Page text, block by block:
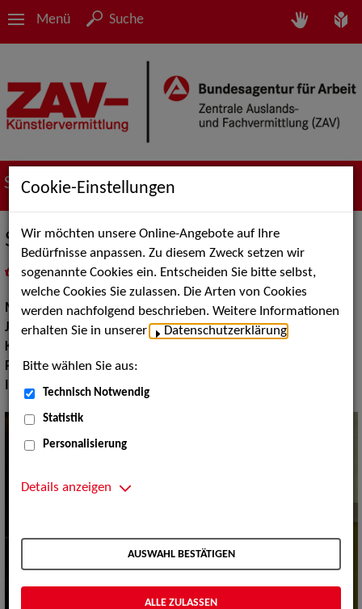
Menü Suche
Suche nach Künstler*innen
Stephan Schleiner
als PDF speichern
inMeine Merklistelegen
Musik:Pop, Rock & Tanzmusik, Instrumental Solisten
Jazz:Standards und Swing
Klassische und Historische Musik:
Pop Rock Tanzmusik:Alleinunterhalter
Instrument:Klavier
Cookie-Einstellungen
Wir möchten unsere Online-Angebote auf Ihre
Bedürfnisse anpassen. Zu diesem Zweck setzen wir
sogenannte Cookies ein. Entscheiden Sie bitte selbst,
welche Cookies Sie zulassen. Die Arten von Cookies
werden nachfolgend beschrieben. Weitere Informationen
erhalten Sie in unserer
Datenschutzerklärung
Bitte wählen Sie aus:
Technisch Notwendig
Statistik
Personalisierung
Details anzeigen
AUSWAHL BESTÄTIGEN
ALLE ZULASSEN